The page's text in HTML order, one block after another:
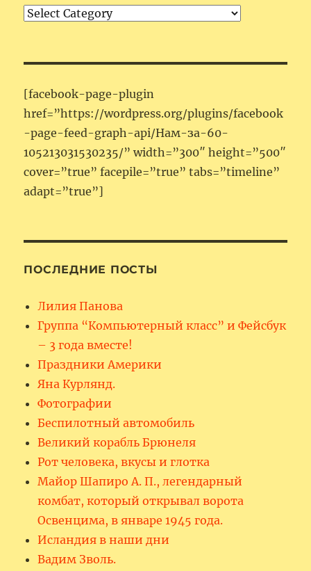
Категории
[facebook-page-plugin
href=”https://wordpress.org/plugins/facebook
-page-feed-graph-api/Нам-за-60-
105213031530235/” width=”300″ height=”500″
cover=”true” facepile=”true” tabs=”timeline”
adapt=”true”]
ПОСЛЕДНИЕ ПОСТЫ
Лилия Панова
Группа “Компьютерный класс” и Фейсбук
– 3 года вместе!
Праздники Америки
Яна Курлянд.
Фотографии
Беспилотный автомобиль
Великий корабль Брюнеля
Рот человека, вкусы и глотка
Майор Шапиро А. П., легендарный
комбат, который открывал ворота
Освенцима, в январе 1945 года.
Исландия в наши дни
Вадим Зволь.